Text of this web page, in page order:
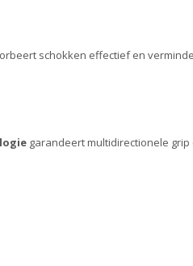
schokken effectief en
garandeert multidirectionele